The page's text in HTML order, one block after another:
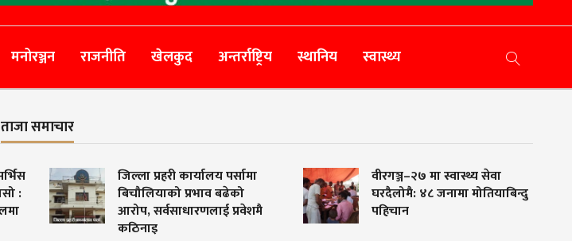
मनोरञ्जन राजनीति खेलकुद अन्तर्राष्ट्रिय स्थानिय स्वास्थ्य
ताजा समाचार
जिल्ला प्रहरी कार्यालय पर्सामा
बिचौलियाको प्रभाव बढेको
आरोप, सर्वसाधारणलाई प्रवेशमै
कठिनाइ
वीरगञ्ज–२७ मा स्वास्थ्य सेवा
घरदैलोमै: ४८ जनामा मोतियाबिन्दु
पहिचान